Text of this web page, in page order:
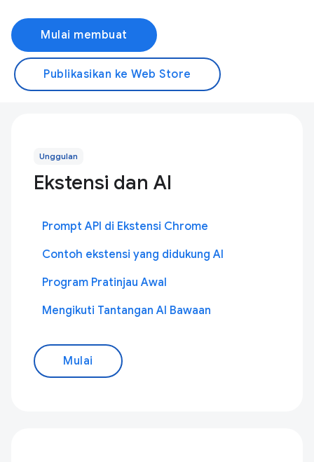
Mulai membuat
Publikasikan ke Web Store
Unggulan
Ekstensi dan AI
Prompt API di Ekstensi Chrome
Contoh ekstensi yang didukung AI
Program Pratinjau Awal
Mengikuti Tantangan AI Bawaan
Mulai